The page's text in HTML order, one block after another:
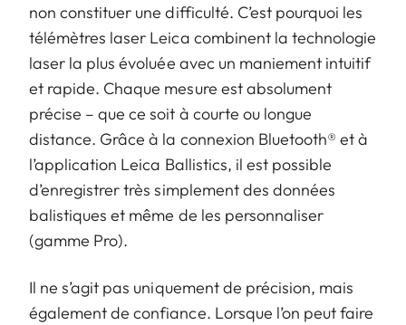
non constituer une difficulté. C’est pourquoi les
télémètres laser Leica combinent la technologie
laser la plus évoluée avec un maniement intuitif
et rapide. Chaque mesure est absolument
précise – que ce soit à courte ou longue
distance. Grâce à la connexion Bluetooth® et à
l’application Leica Ballistics, il est possible
d’enregistrer très simplement des données
balistiques et même de les personnaliser
(gamme Pro).
Il ne s’agit pas uniquement de précision, mais
également de confiance. Lorsque l’on peut faire